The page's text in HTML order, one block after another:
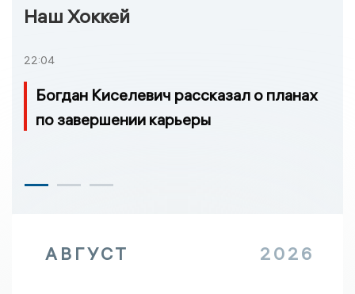
Наш Хоккей
22:04
Богдан Киселевич рассказал о планах
по завершении карьеры
АВГУСТ 2026